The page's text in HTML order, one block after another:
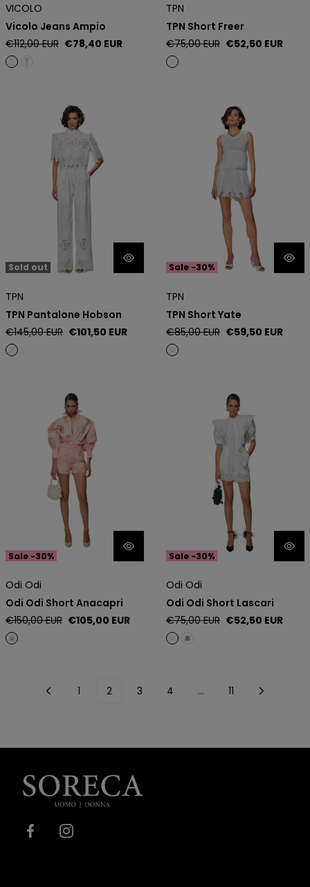
VICOLO
Vicolo Jeans Ampio
Regular
price
€112,00 EUR Sale
€78,40 EUR
TPN
TPN Short Freer
Regular
price
€75,00 EUR Sale
€52,50 EUR
Sold out
TPN
TPN Pantalone Hobson
Regular
price
€145,00 EUR Sale
€101,50 EUR
Sale -30%
TPN
TPN Short Yate
Regular
price
€85,00 EUR Sale
€59,50 EUR
Sale -30%
Odi Odi
Odi Odi Short Anacapri
Regular
price
€150,00 EUR Sale
€105,00 EUR
Sale -30%
Odi Odi
Odi Odi Short Lascari
Regular
price
€75,00 EUR Sale
€52,50 EUR
1 2 3 4 … 11
Moda
FacebookInstagram